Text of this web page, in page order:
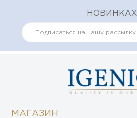
НОВИНКАХ
МАГАЗИН